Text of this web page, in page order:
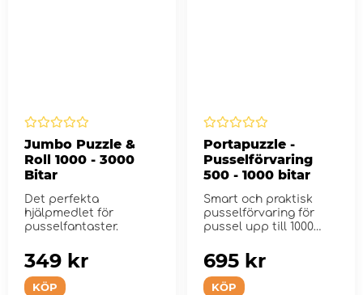
Jumbo Puzzle &
Roll 1000 - 3000
Bitar
Det perfekta
hjälpmedlet för
pusselfantaster.
KÖP
349 kr
Portapuzzle -
Pusselförvaring
500 - 1000 bitar
Smart och praktisk
pusselförvaring för
pussel upp till 1000
KÖP
695 kr